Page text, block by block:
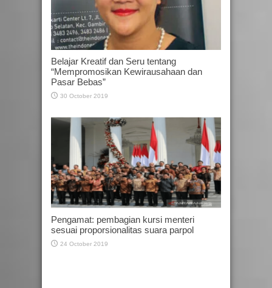
Belajar Kreatif dan Seru tentang
“Mempromosikan Kewirausahaan dan
Pasar Bebas”
30 October 2019
Pengamat: pembagian kursi menteri
sesuai proporsionalitas suara parpol
24 October 2019